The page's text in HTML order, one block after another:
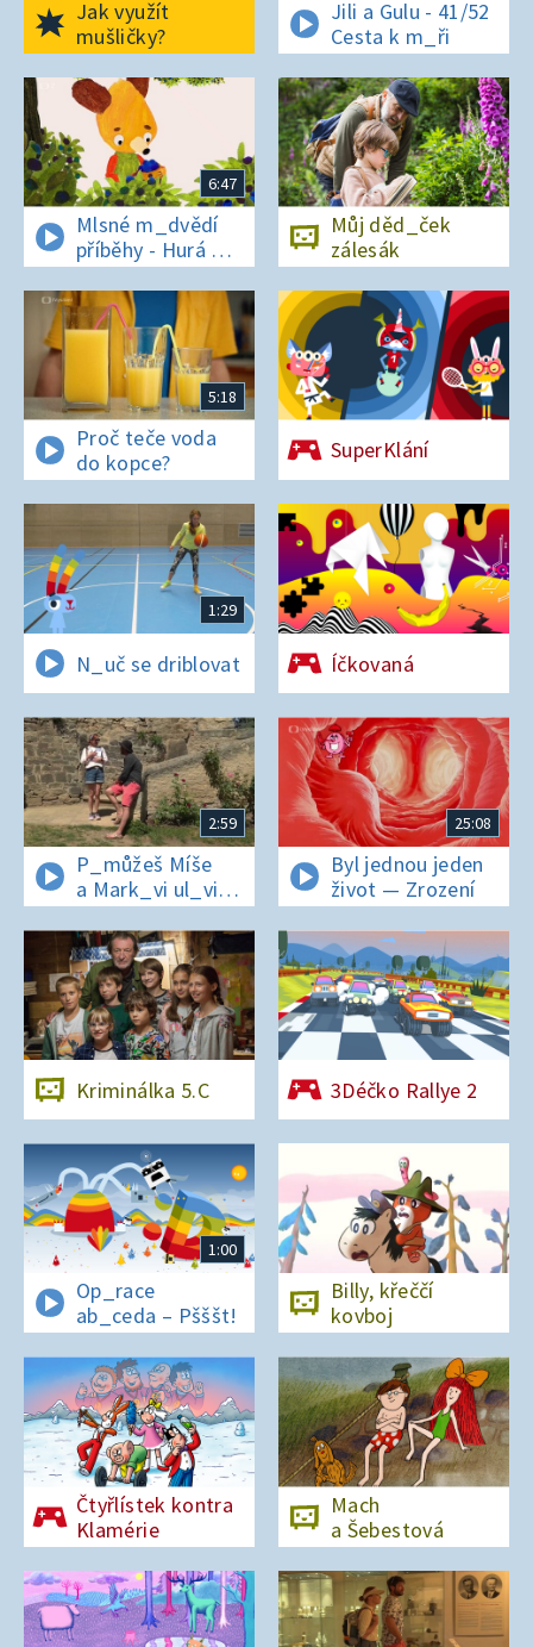
Jak využít
mušličky?
Jili a Gulu - 41/52
Cesta k m_ři
6:47
Mlsné m_dvědí
příběhy - Hurá na
bor_vky
Můj děd_ček
zálesák
5:18
Proč teče voda
do kopce?
SuperKlání
1:29
N_uč se driblovat Íčkovaná
2:59
P_můžeš Míše
a Mark_vi ul_vit
hesl_ na zámku
v Nelahezevsi?
25:08
Byl jednou jeden
život — Zrození
Kriminálka 5.C 3Déčko Rallye 2
1:00
Op_race
ab_ceda – Pšššt!
Billy, křeččí
kovboj
Čtyřlístek kontra
Klamérie
Mach
a Šebestová